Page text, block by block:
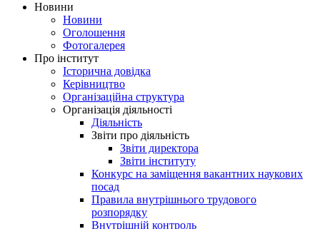
Новини
Новини
Оголошення
Фотогалерея
Про інститут
Історична довідка
Керівництво
Організаційна структура
Організація діяльності
Діяльність
Звіти про діяльність
Звіти директора
Звіти інституту
Конкурс на заміщення вакантних наукових
посад
Правила внутрішнього трудового
розпорядку
Внутрішній контроль